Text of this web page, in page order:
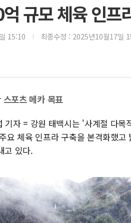
규모 체육 인프
15:10 최종수정 : 2025년10월17일
포츠 메카 목표
기자 = 강원 태백시는 '사계절 다
요 체육 인프라 구축을 본격화했
고 있다.